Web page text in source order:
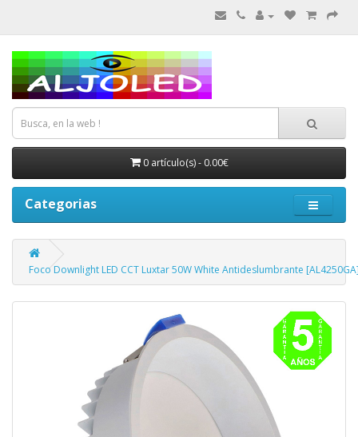
0 artículo(s) - 0.00€
Categorias
Foco Downlight LED CCT Luxtar 50W White Antideslumbrante